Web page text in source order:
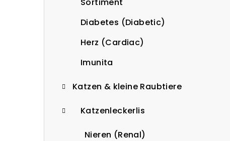
Diabetes (Diabetic)
Herz (Cardiac)
Imunita
Katzen & kleine Raubtiere
Katzenleckerlis
Nieren (Renal)